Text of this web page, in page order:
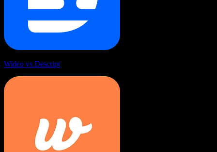
Wideo vs Descript